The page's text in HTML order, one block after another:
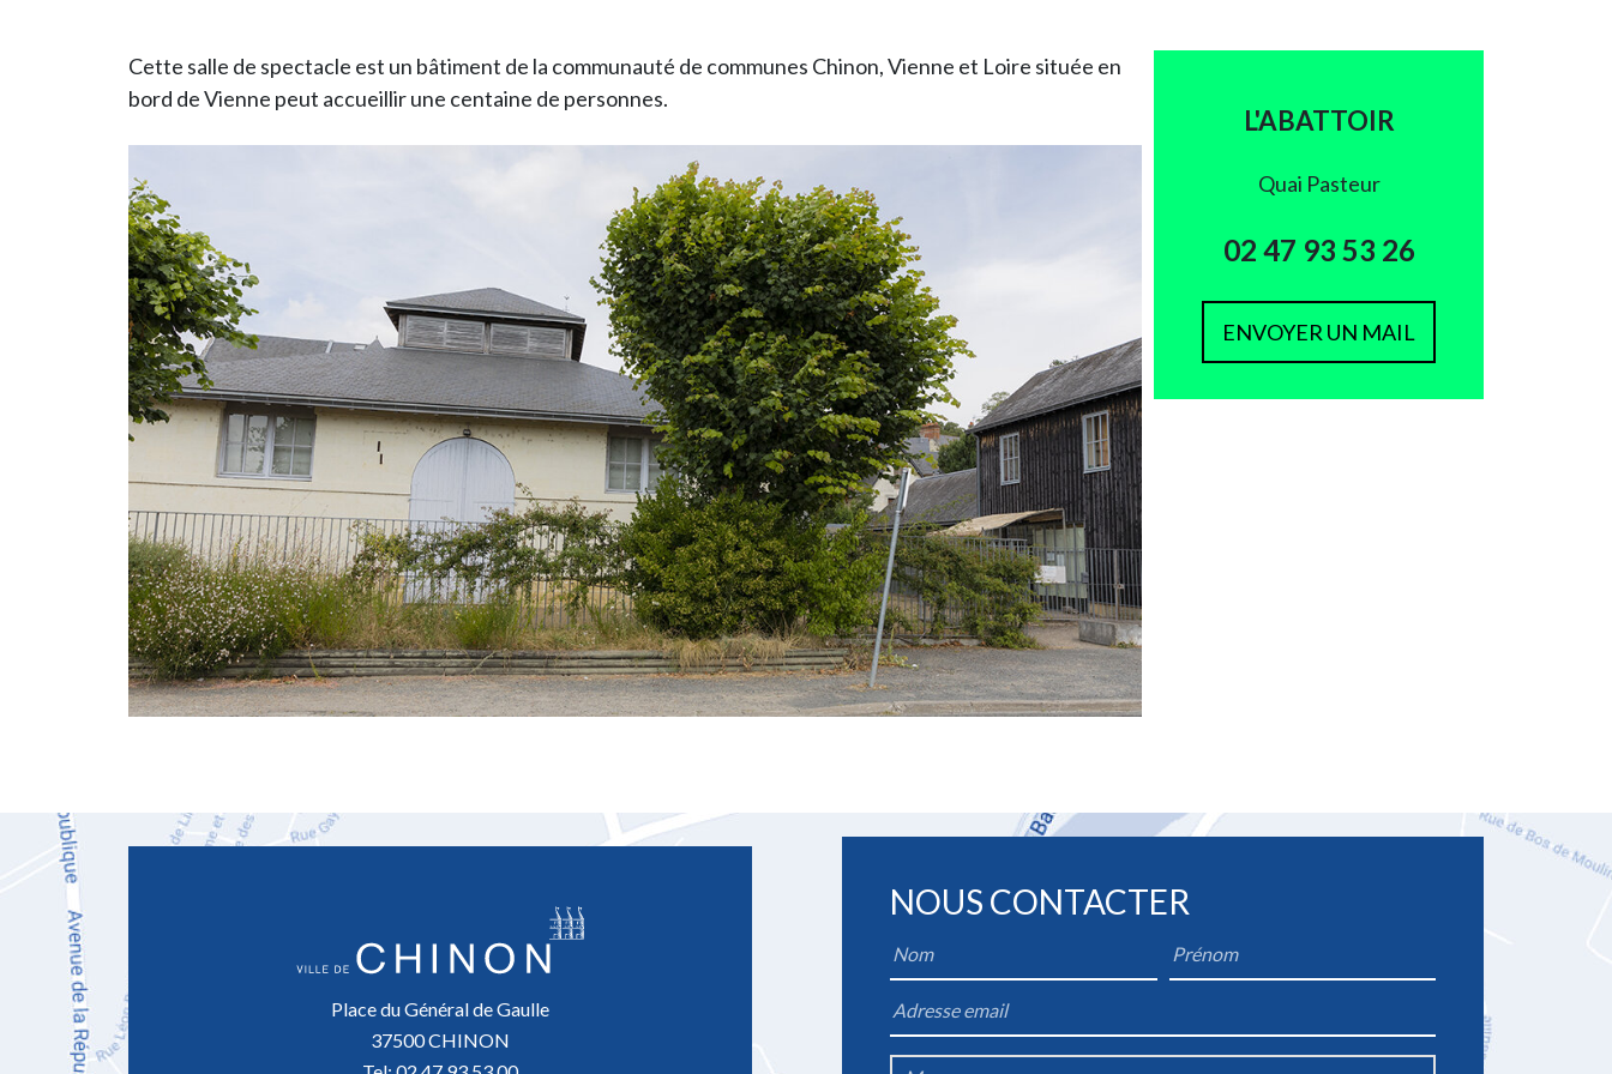
Cette salle de spectacle est un bâtiment de la communauté de communes Chinon, Vienne et Loire située en
bord de Vienne peut accueillir une centaine de personnes.
L'ABATTOIR
Quai Pasteur
02 47 93 53 26
ENVOYER UN MAIL
Place du Général de Gaulle
37500 CHINON
NOUS CONTACTER
Name
*
Firstname
Email
*